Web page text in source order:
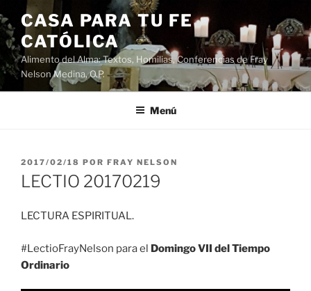
Saltar
al
contenido
CASA PARA TU FE
CATÓLICA
Alimento del Alma: Textos, Homilias, Conferencias de Fray
Nelson Medina, O.P.
Menú
PUBLICADO
EL
2017/02/18 POR FRAY NELSON
LECTIO 20170219
LECTURA ESPIRITUAL.
#LectioFrayNelson para el Domingo VII del Tiempo
Ordinario